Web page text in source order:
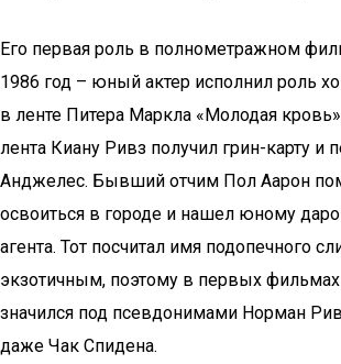
Его первая роль в полнометражном
1986 год – юный актер исполнил роль
в ленте Питера Маркла «Молодая
лента Киану Ривз получил грин-карту и
Анджелес. Бывший отчим Пол Аарон
освоиться в городе и нашел юному
агента. Тот посчитал имя подопечного
экзотичным, поэтому в первых
значился под псевдонимами Норман
даже Чак Спидена.